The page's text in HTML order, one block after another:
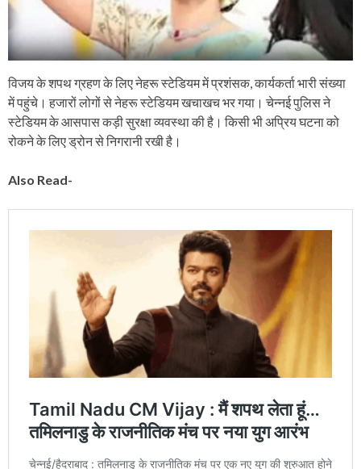
विजय के शपथ ग्रहण के लिए नेहरू स्टेडियम में प्रशंसक, कार्यकर्ता भारी संख्या
में पहुंचे। हजारों लोगों से नेहरू स्टेडियम खचाखच भर गया। चेन्नई पुलिस ने
स्टेडियम के आसपास कड़ी सुरक्षा व्यवस्था की है। किसी भी अप्रिय घटना को
रोकने के लिए ड्रोन से निगरानी रखी है।
Also Read-